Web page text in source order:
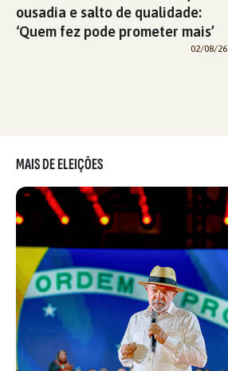
ousadia e salto de qualidade:
‘Quem fez pode prometer mais’
02/08/26
MAIS DE ELEIÇÕES